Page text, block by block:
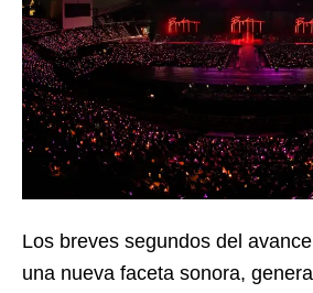
Los breves segundos del
una nueva faceta sonora,